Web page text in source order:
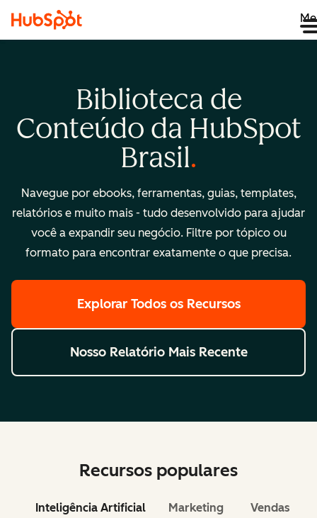
Biblioteca de
Conteúdo da HubSpot
Brasil
Navegue por ebooks, ferramentas, guias, templates,
relatórios e muito mais - tudo desenvolvido para ajudar
você a expandir seu negócio. Filtre por tópico ou
formato para encontrar exatamente o que precisa.
Explorar Todos os Recursos
Nosso Relatório Mais Recente
Recursos populares
Inteligência Artificial Marketing Vendas